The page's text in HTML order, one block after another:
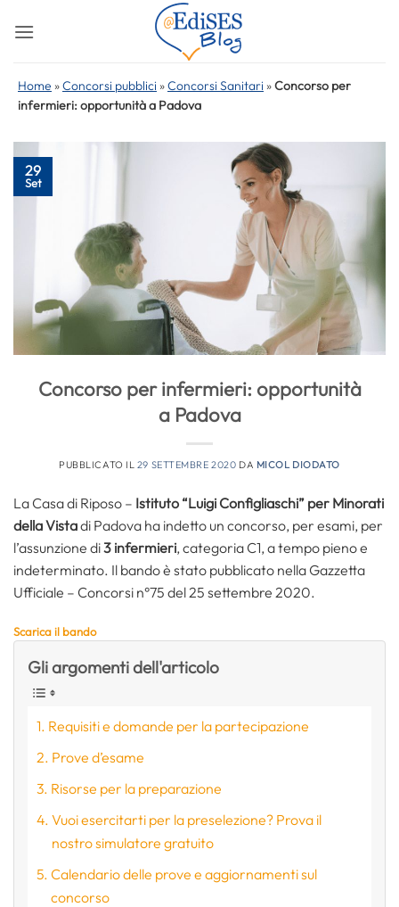
Home »Concorsi pubblici »Concorsi Sanitari »Concorso per
infermieri: opportunità a Padova
29
Set
Concorso per infermieri: opportunità
a Padova
PUBBLICATO IL 29 SETTEMBRE 2020 DA MICOL DIODATO
La Casa di Riposo – Istituto “Luigi Configliaschi” per Minorati
della Vistadi Padova ha indetto un concorso, per esami, per
l’assunzione di3 infermieri, categoria C1, a tempo pieno e
indeterminato. Il bando è stato pubblicato nella Gazzetta
Ufficiale – Concorsi n°75 del 25 settembre 2020.
Scarica il bando
Gli argomenti dell'articolo
Requisiti e domande per la partecipazione
Prove d’esame
Risorse per la preparazione
Vuoi esercitarti per la preselezione? Prova il
nostro simulatore gratuito
Calendario delle prove e aggiornamenti sul
concorso